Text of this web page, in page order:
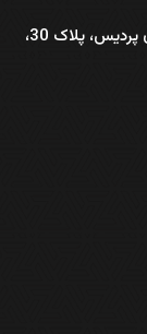
تهران، میدان ونک، خیابان ملاصدرا، خیابان پردیس، پلاک 30،